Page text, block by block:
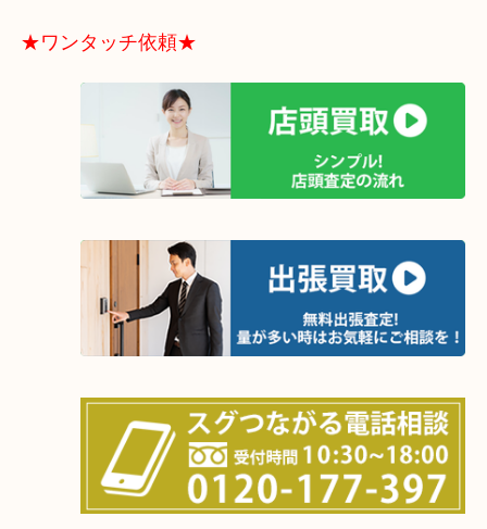
カメラは使わなくなって仕舞いこんでしまうと劣化の原因となりま
1年間ご使用されなかったカメラは一度売却検討していただくこと
★ワンタッチ依頼★